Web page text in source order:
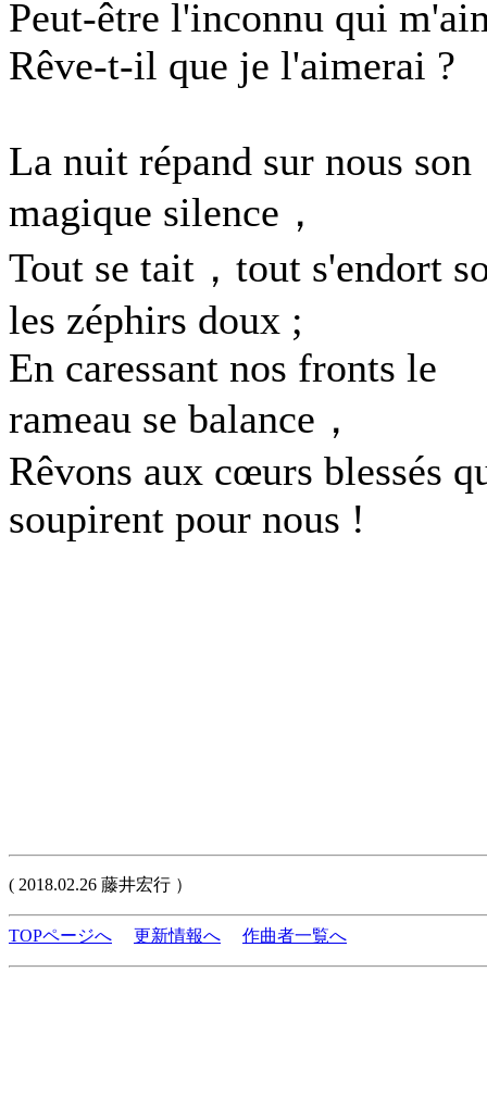
Peut-être l'inconnu qui
Rêve-t-il que je l'aimerai ?
La nuit répand sur nous son
magique silence，
Tout se tait，tout s'endort
les zéphirs doux ;
En caressant nos fronts le
rameau se balance，
Rêvons aux cœurs blessés
soupirent pour nous !
( 2018.02.26 藤井宏行 ）
TOPページへ 更新情報へ 作曲者一覧へ